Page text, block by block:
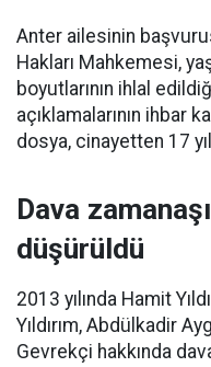
Anter ailesinin
Hakları Mahkemesi,
boyutlarının ihlal
açıklamalarının ihbar
dosya, cinayetten 17
Dava
düşürüldü
2013 yılında Hamit
Yıldırım, Abdülkadir
Gevrekçi hakkında